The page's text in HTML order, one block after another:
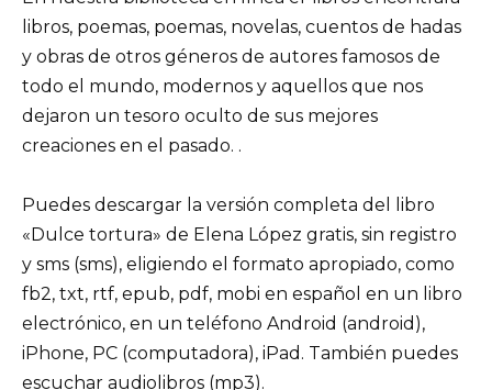
libros, poemas, poemas, novelas, cuentos de hadas
y obras de otros géneros de autores famosos de
todo el mundo, modernos y aquellos que nos
dejaron un tesoro oculto de sus mejores
creaciones en el pasado. .
Puedes descargar la versión completa del libro
«Dulce tortura» de Elena López gratis, sin registro
y sms (sms), eligiendo el formato apropiado, como
fb2, txt, rtf, epub, pdf, mobi en español en un libro
electrónico, en un teléfono Android (android),
iPhone, PC (computadora), iPad. También puedes
escuchar audiolibros (mp3).